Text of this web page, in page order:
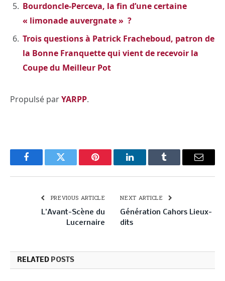
Bourdoncle-Perceva, la fin d’une certaine
« limonade auvergnate » ?
Trois questions à Patrick Fracheboud, patron de
la Bonne Franquette qui vient de recevoir la
Coupe du Meilleur Pot
Propulsé parYARPP.
FacebookTwitter Pinterest LinkedInTumblr Email
PREVIOUS ARTICLE
L’Avant-Scène du
Lucernaire
NEXT ARTICLE
Génération Cahors Lieux-
dits
RELATED POSTS